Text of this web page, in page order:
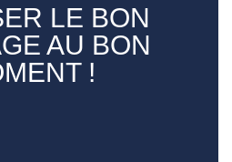
LE BON
AU BON
!